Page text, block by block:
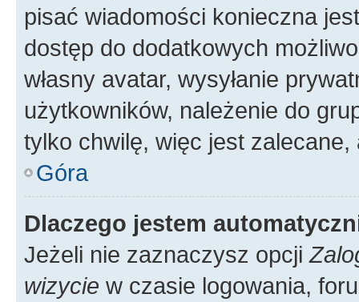
pisać wiadomości konieczna
dostęp do dodatkowych
własny avatar, wysyłanie
użytkowników, należenie do
tylko chwilę, więc jest zalecane,
Góra
Dlaczego jestem
Jeżeli nie zaznaczysz opcji
wizycie w czasie logowania,